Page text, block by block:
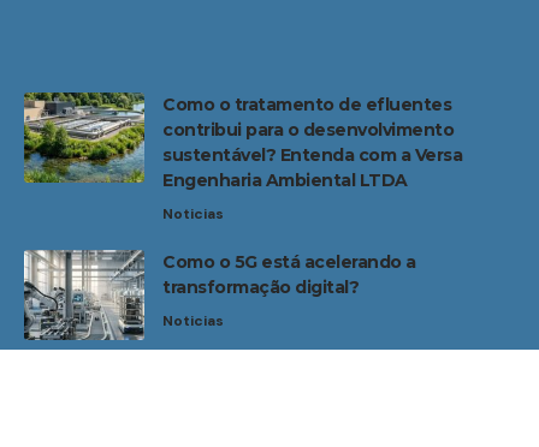
Como o tratamento de efluentes
contribui para o desenvolvimento
sustentável? Entenda com a Versa
Engenharia Ambiental LTDA
Noticias
Como o 5G está acelerando a
transformação digital?
Noticias